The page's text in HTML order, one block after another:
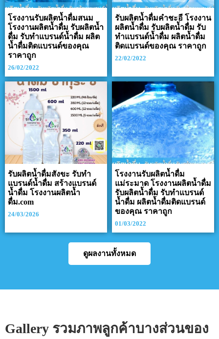
โรงงานรับผลิตน้ำดื่มสนม
โรงงานผลิตน้ำดื่ม รับผลิตน้ำ
ดื่ม รับทำแบรนด์น้ำดื่ม ผลิต
น้ำดื่มติดแบรนด์ของคุณ
ราคาถูก
26/02/2022
รับผลิตน้ำดื่มคำชะอี โรงงาน
ผลิตน้ำดื่ม รับผลิตน้ำดื่ม รับ
ทำแบรนด์น้ำดื่ม ผลิตน้ำดื่ม
ติดแบรนด์ของคุณ ราคาถูก
22/02/2022
รับผลิตน้ำดื่มสังขะ รับทำ
แบรนด์น้ำดื่ม สร้างแบรนด์
น้ำดื่ม โรงงานผลิตน้ำ
ดื่ม.com
24/03/2026
โรงงานรับผลิตน้ำดื่ม
แม่ระมาด โรงงานผลิตน้ำดื่ม
รับผลิตน้ำดื่ม รับทำแบรนด์
น้ำดื่ม ผลิตน้ำดื่มติดแบรนด์
ของคุณ ราคาถูก
01/03/2022
ดูผลงานทั้งหมด
Gallery รวมภาพลูกค้าบางส่วนของ